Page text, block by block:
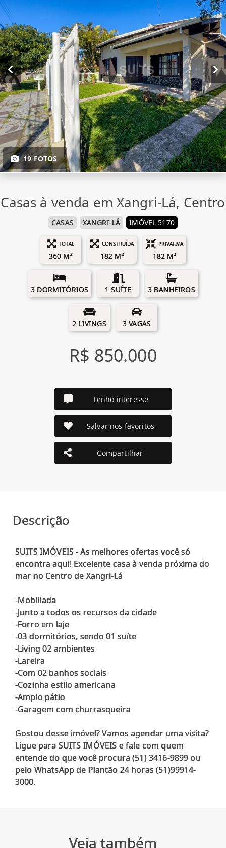
19 FOTOS
Casas à venda em Xangri-Lá, Centro
CASAS XANGRI-LÁ IMÓVEL 5170
TOTAL
360 M²
CONSTRUÍDA
182 M²
PRIVATIVA
182 M²
3 DORMITÓRIOS 1 SUÍTE 3 BANHEIROS
2 LIVINGS 3 VAGAS
R$ 850.000
Tenho interesse
Salvar nos favoritos
Compartilhar
Descrição
SUITS IMÓVEIS - As melhores ofertas você só
encontra aqui! Excelente casa à venda próxima do
mar no Centro de Xangri-Lá
-Mobiliada
-Junto a todos os recursos da cidade
-Forro em laje
-03 dormitórios, sendo 01 suíte
-Living 02 ambientes
-Lareira
-Com 02 banhos sociais
-Cozinha estilo americana
-Amplo pátio
-Garagem com churrasqueira
Gostou desse imóvel? Vamos agendar uma visita?
Ligue para SUITS IMÓVEIS e fale com quem
entende do que você procura (51) 3416-9899 ou
pelo WhatsApp de Plantão 24 horas (51)99914-
3000.
Veja também